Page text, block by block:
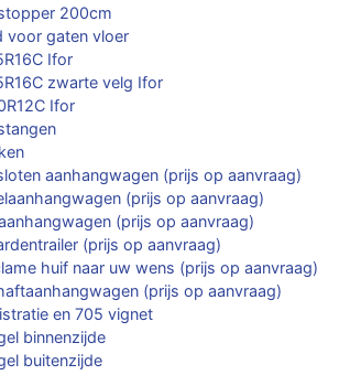
200cm
voor gaten vloer
Ifor
zwarte velg Ifor
Ifor
aanhangwagen (prijs op aanvraag)
(prijs op aanvraag)
(prijs op aanvraag)
(prijs op aanvraag)
huif naar uw wens (prijs op aanvraag)
(prijs op aanvraag)
en 705 vignet
binnenzijde
buitenzijde